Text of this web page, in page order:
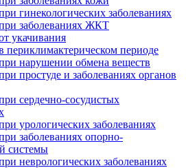
гинекологических заболеваниях
заболеваниях ЖКТ
укачивания
периклимактерическом периоде
нарушении обмена веществ
простуде и заболеваниях органов
сердечно-сосудистых
урологических заболеваниях
заболеваниях опорно-
системы
неврологических заболеваниях